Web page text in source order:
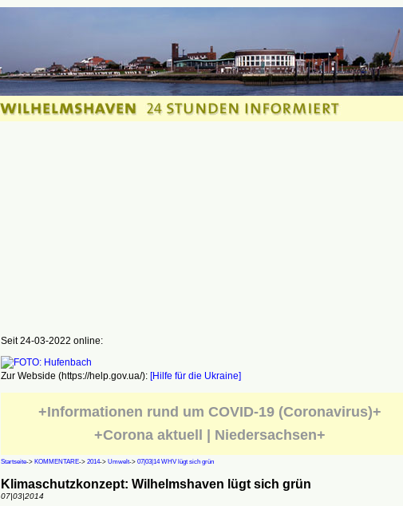
Seit 24-03-2022 online:
Zur Webside (https://help.gov.ua/): [Hilfe für die Ukraine]
+Informationen rund um COVID-19 (Coronavirus)+
+Corona aktuell | Niedersachsen+
Startseite-> KOMMENTARE-> 2014-> Umwelt-> 07|03|14 WHV lügt sich grün
Klimaschutzkonzept: Wilhelmshaven lügt sich grün
07|03|2014